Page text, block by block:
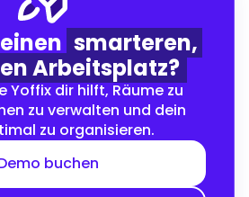
smarteren,
Arbeitsplatz?
Yoffix dir hilft, Räume zu
zu verwalten und dein
zu organisieren.
buchen